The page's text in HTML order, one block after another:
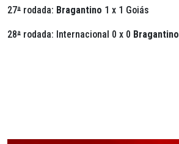
27ª rodada: Bragantino 1 x 1 Goiás
28ª rodada: Internacional 0 x 0 Bragantino